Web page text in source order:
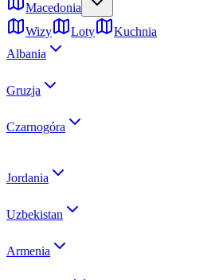
Macedonia
Wizy
Loty
Kuchnia
Albania
Gruzja
Czarnogóra
Jordania
Uzbekistan
Armenia